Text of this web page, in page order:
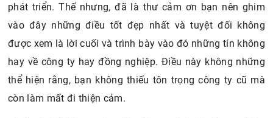
phát triển. Thế nhưng, đã là thư cảm ơn bạn nên ghim
vào đây những điều tốt đẹp nhất và tuyệt đối không
được xem là lời cuối và trình bày vào đó những tín không
hay về công ty hay đồng nghiệp. Điều này không những
thể hiện rằng, bạn không thiếu tôn trọng công ty cũ mà
còn làm mất đi thiện cảm.